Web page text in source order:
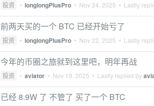
投资 • longlongPlusPro • Nov 24, 2025 • Lastly
前两天买的一个 BTC 已经开始亏了
投资 • longlongPlusPro • Nov 22, 2025 • Lastly
今年的币圈之旅就到这里吧，明年再战
投资 • aviator • Nov 19, 2025 • Lastly replied by
已经 8.9W 了 不管了 买了一个 BTC